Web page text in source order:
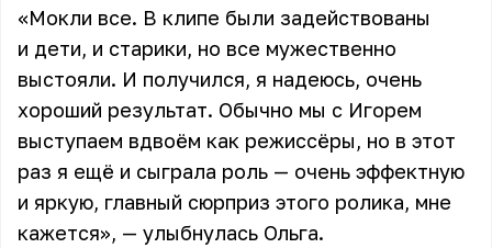
«Мокли все. В клипе были задействованы
и дети, и старики, но все мужественно
выстояли. И получился, я надеюсь, очень
хороший результат. Обычно мы с Игорем
выступаем вдвоём как режиссёры, но в этот
раз я ещё и сыграла роль — очень эффектную
и яркую, главный сюрприз этого ролика, мне
кажется», — улыбнулась Ольга.